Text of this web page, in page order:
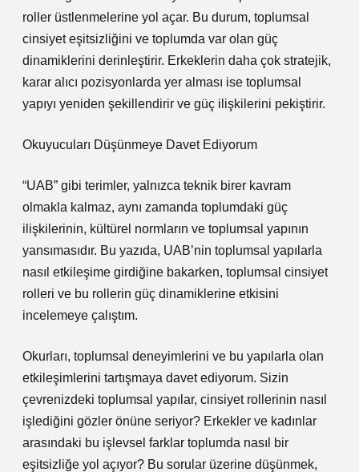
roller üstlenmelerine yol açar. Bu durum, toplumsal
cinsiyet eşitsizliğini ve toplumda var olan güç
dinamiklerini derinleştirir. Erkeklerin daha çok stratejik,
karar alıcı pozisyonlarda yer alması ise toplumsal
yapıyı yeniden şekillendirir ve güç ilişkilerini pekiştirir.
Okuyucuları Düşünmeye Davet Ediyorum
“UAB” gibi terimler, yalnızca teknik birer kavram
olmakla kalmaz, aynı zamanda toplumdaki güç
ilişkilerinin, kültürel normların ve toplumsal yapının
yansımasıdır. Bu yazıda, UAB’nin toplumsal yapılarla
nasıl etkileşime girdiğine bakarken, toplumsal cinsiyet
rolleri ve bu rollerin güç dinamiklerine etkisini
incelemeye çalıştım.
Okurları, toplumsal deneyimlerini ve bu yapılarla olan
etkileşimlerini tartışmaya davet ediyorum. Sizin
çevrenizdeki toplumsal yapılar, cinsiyet rollerinin nasıl
işlediğini gözler önüne seriyor? Erkekler ve kadınlar
arasındaki bu işlevsel farklar toplumda nasıl bir
eşitsizliğe yol açıyor? Bu sorular üzerine düşünmek,